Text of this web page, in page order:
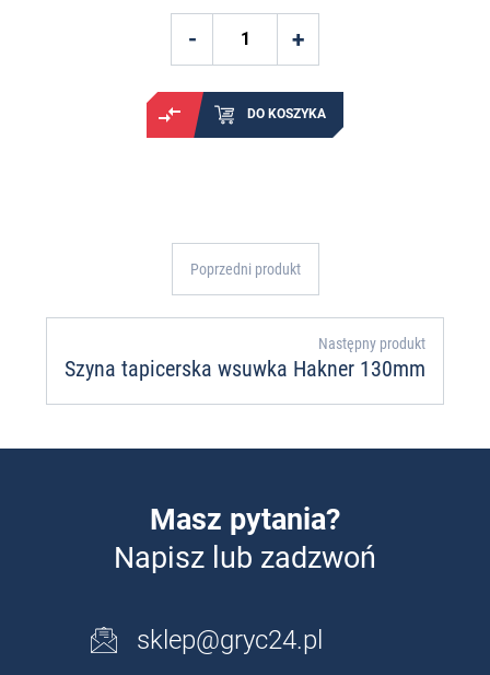
DO KOSZYKA
Poprzedni produkt
Następny produkt
Szyna tapicerska wsuwka Hakner 130mm
Masz pytania?
Napisz lub zadzwoń
sklep@gryc24.pl